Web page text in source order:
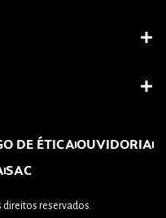
DE ÉTICAOUVIDORIA
SAC
direitos reservados.